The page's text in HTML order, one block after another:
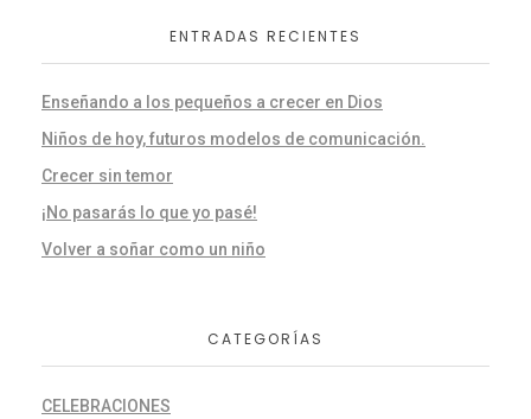
ENTRADAS RECIENTES
Enseñando a los pequeños a crecer en Dios
Niños de hoy, futuros modelos de comunicación.
Crecer sin temor
¡No pasarás lo que yo pasé!
Volver a soñar como un niño
CATEGORÍAS
CELEBRACIONES